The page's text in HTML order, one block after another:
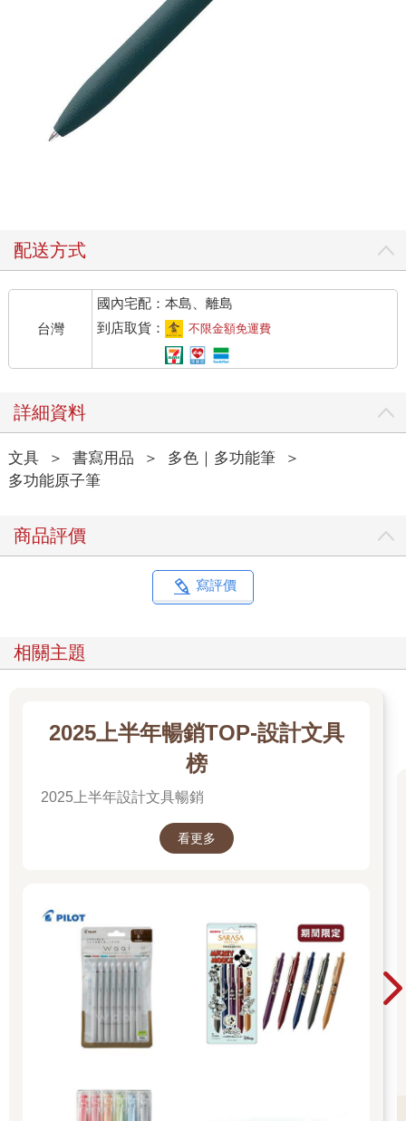
配送方式
台灣
國內宅配：本島、離島
到店取貨：
不限金額免運費
詳細資料
文具 ＞ 書寫用品 ＞ 多色｜多功能筆
＞
多功能原子筆
商品評價
寫評價
相關主題
2025上半年暢銷TOP-設計文具
榜
2025上半年設計文具暢銷
看更多